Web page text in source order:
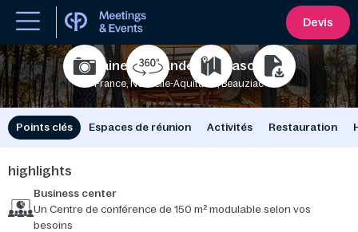
Devis
Domaine Les Landes de Gascogne
France, Nouvelle-Aquitaine, Beauziac
Points clés Espaces de réunion Activités Restauration
highlights
Business center
Un Centre de conférence de 150 m² modulable selon vos
besoins